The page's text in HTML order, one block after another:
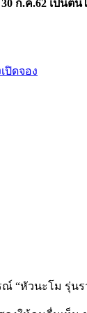
ก.ค.62 เป็นต้น
ปิดจอง
“หัวนะโม รุ่นร